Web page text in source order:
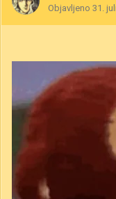
Objavljeno 31.